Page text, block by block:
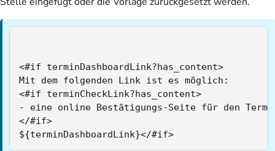
<#if terminDashboardLink?has_content>
Mit dem folgenden Link ist es möglich:
<#if terminCheckLink?has_content>
- eine online Bestätigungs-Seite für den Termin
</#if>
${terminDashboardLink}</#if>